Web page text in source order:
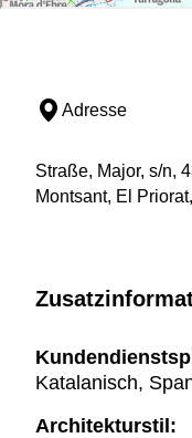
Adresse
Straße, Major, s/n,
Montsant, El
Katalanisch,
Architekturstil: